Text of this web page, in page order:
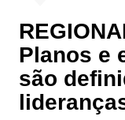
Planos e
são